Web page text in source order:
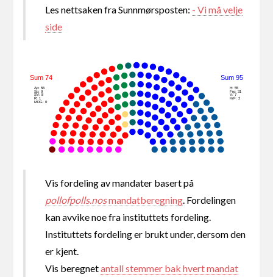
Les nettsaken fra Sunnmørsposten: - Vi må velje
side
Sum 74
Ap: 56
Sp: 9
SV: 8
R: 1
MDG: 0
Sum 95
H: 55
Frp: 31
V: 7
KrF: 2
Vis fordeling av mandater basert på
pollofpolls.nosmandatberegning. Fordelingen
kan avvike noe fra instituttets fordeling.
Instituttets fordeling er brukt under, dersom den
er kjent.
Vis beregnetantall stemmer bak hvert mandat